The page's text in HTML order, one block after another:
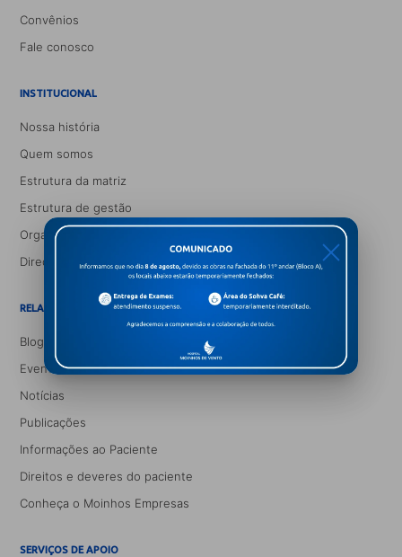
Convênios
Fale conosco
INSTITUCIONAL
Nossa história
Quem somos
Estrutura da matriz
Estrutura de gestão
Organograma médico
Direção corpo clínico
RELACIONAMENTO E INFORMAÇÃO
Blog Saúde e Você
Eventos
Notícias
Publicações
Informações ao Paciente
Direitos e deveres do paciente
Conheça o Moinhos Empresas
SERVIÇOS DE APOIO
X